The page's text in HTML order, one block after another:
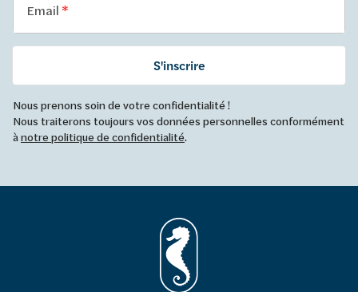
Email
S'inscrire
Nous prenons soin de votre confidentialité !
Nous traiterons toujours vos données personnelles conformément
ànotre politique de confidentialité.